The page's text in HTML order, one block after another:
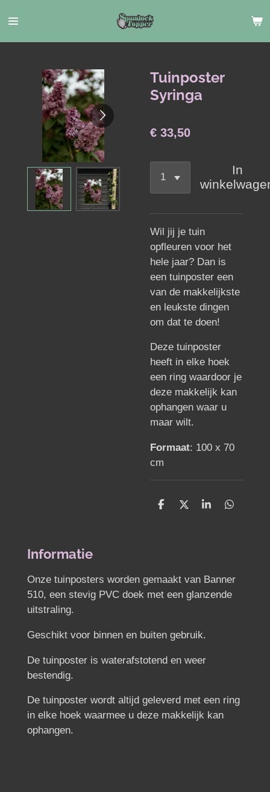
direct
naar
hoofdinhoud
Tuinposter
Syringa
€ 33,50
In
Wil jij je tuin
opfleuren voor het
hele jaar? Dan is
een tuinposter een
van de makkelijkste
en leukste dingen
om dat te doen!
Deze tuinposter
heeft in elke hoek
een ring waardoor je
deze makkelijk kan
ophangen waar u
maar wilt.
Formaat: 100 x 70
cm
D
D
S
D
Informatie
Onze tuinposters worden gemaakt van Banner
510, een stevig PVC doek met een glanzende
uitstraling.
Geschikt voor binnen en buiten gebruik.
De tuinposter is waterafstotend en weer
bestendig.
De tuinposter wordt altijd geleverd met een ring
in elke hoek waarmee u deze makkelijk kan
ophangen.